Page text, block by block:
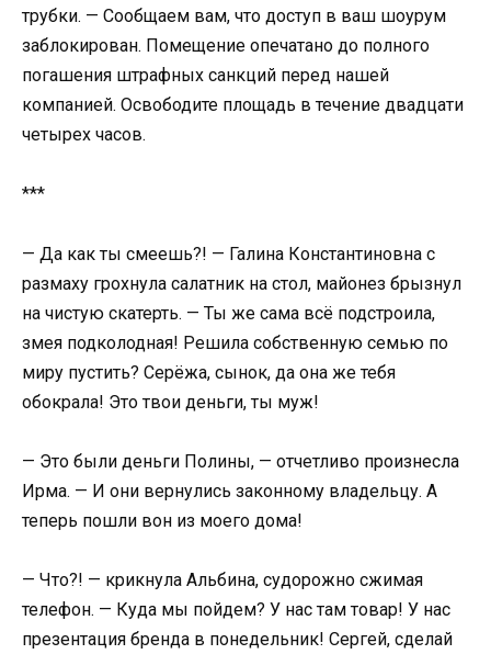
трубки. — Сообщаем вам, что доступ в ваш шоурум
заблокирован. Помещение опечатано до полного
погашения штрафных санкций перед нашей
компанией. Освободите площадь в течение двадцати
четырех часов.
***
— Да как ты смеешь?! — Галина Константиновна с
размаху грохнула салатник на стол, майонез брызнул
на чистую скатерть. — Ты же сама всё подстроила,
змея подколодная! Решила собственную семью по
миру пустить? Серёжа, сынок, да она же тебя
обокрала! Это твои деньги, ты муж!
— Это были деньги Полины, — отчетливо произнесла
Ирма. — И они вернулись законному владельцу. А
теперь пошли вон из моего дома!
— Что?! — крикнула Альбина, судорожно сжимая
телефон. — Куда мы пойдем? У нас там товар! У нас
презентация бренда в понедельник! Сергей, сделай